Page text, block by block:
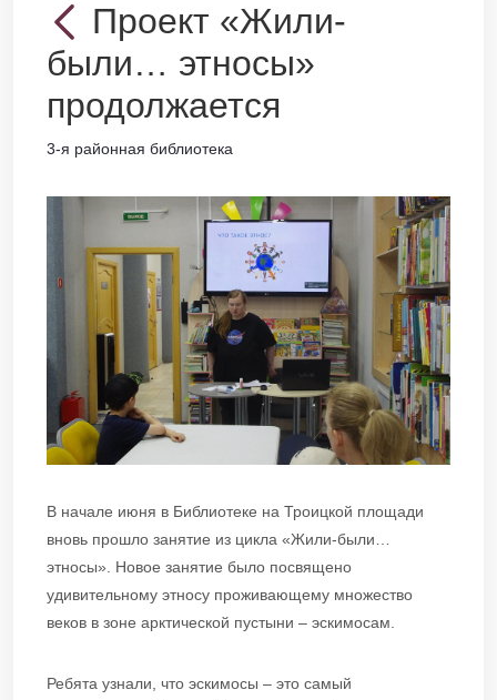
Проект «Жили-
были… этносы»
продолжается
3-я районная библиотека
В начале июня в Библиотеке на Троицкой площади
вновь прошло занятие из цикла «Жили-были…
этносы». Новое занятие было посвящено
удивительному этносу проживающему множество
веков в зоне арктической пустыни – эскимосам.
Ребята узнали, что эскимосы – это самый